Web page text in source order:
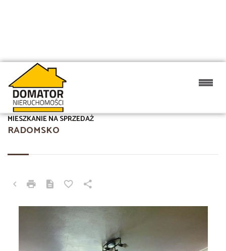
RADOMSKO
MIESZKANIE NA SPRZEDAŻ